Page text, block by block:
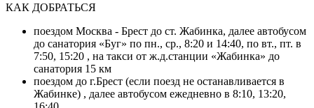
КАК ДОБРАТЬСЯ
поездом Москва - Брест до ст. Жабинка, далее автобусом
до санатория «Буг» по пн., ср., 8:20 и 14:40, по вт., пт. в
7:50, 15:20 , на такси от ж.д.станции «Жабинка» до
санатория 15 км
поездом до г.Брест (если поезд не останавливается в
Жабинке) , далее автобусом ежедневно в 8:10, 13:20,